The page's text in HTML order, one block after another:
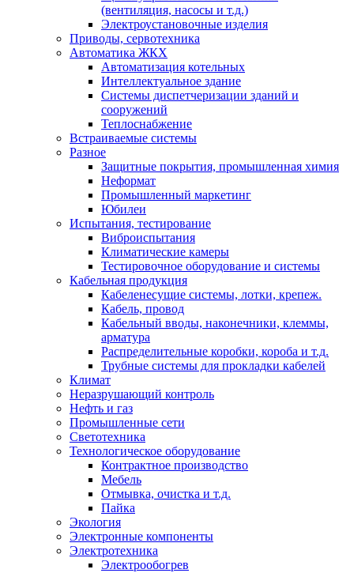
(вентиляция, насосы и т.д.)
Электроустановочные изделия
Приводы, сервотехника
Автоматика ЖКХ
Автоматизация котельных
Интеллектуальное здание
Системы диспетчеризации зданий и
сооружений
Теплоснабжение
Встраиваемые системы
Разное
Защитные покрытия, промышленная химия
Неформат
Промышленный маркетинг
Юбилеи
Испытания, тестирование
Виброиспытания
Климатические камеры
Тестировочное оборудование и системы
Кабельная продукция
Кабеленесущие системы, лотки, крепеж.
Кабель, провод
Кабельный вводы, наконечники, клеммы,
арматура
Распределительные коробки, короба и т.д.
Трубные системы для прокладки кабелей
Климат
Неразрушающий контроль
Нефть и газ
Промышленные сети
Светотехника
Технологическое оборудование
Контрактное производство
Мебель
Отмывка, очистка и т.д.
Пайка
Экология
Электронные компоненты
Электротехника
Электрообогрев